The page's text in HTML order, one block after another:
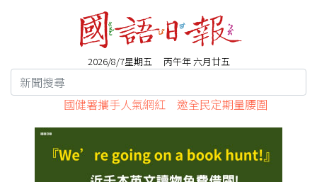
2026/8/7星期五 丙午年 六月廿五
國健署攜手人氣網紅 邀全民定期量腰圍